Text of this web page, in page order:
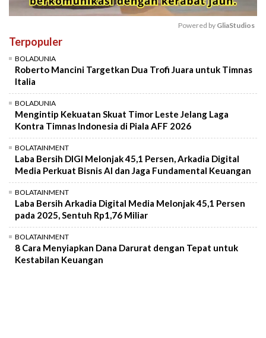
Powered by GliaStudios
Terpopuler
BOLADUNIA
Roberto Mancini Targetkan Dua Trofi Juara untuk Timnas
Italia
BOLADUNIA
Mengintip Kekuatan Skuat Timor Leste Jelang Laga
Kontra Timnas Indonesia di Piala AFF 2026
BOLATAINMENT
Laba Bersih DIGI Melonjak 45,1 Persen, Arkadia Digital
Media Perkuat Bisnis AI dan Jaga Fundamental Keuangan
BOLATAINMENT
Laba Bersih Arkadia Digital Media Melonjak 45,1 Persen
pada 2025, Sentuh Rp1,76 Miliar
BOLATAINMENT
8 Cara Menyiapkan Dana Darurat dengan Tepat untuk
Kestabilan Keuangan